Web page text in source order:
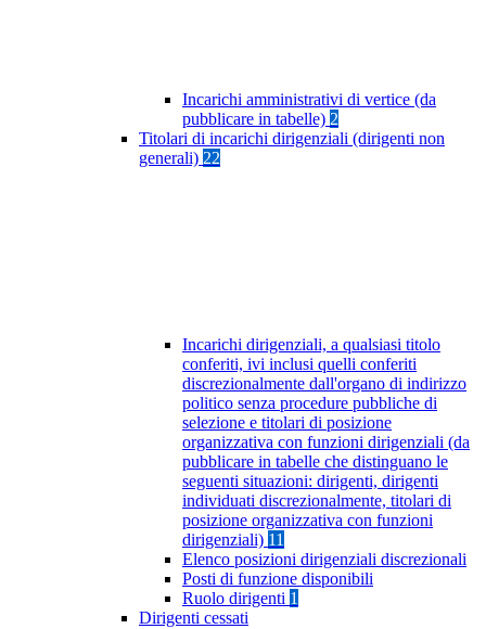
Incarichi amministrativi di vertice (da
pubblicare in tabelle) 2
Titolari di incarichi dirigenziali (dirigenti non
generali) 22
Incarichi dirigenziali, a qualsiasi titolo
conferiti, ivi inclusi quelli conferiti
discrezionalmente dall'organo di indirizzo
politico senza procedure pubbliche di
selezione e titolari di posizione
organizzativa con funzioni dirigenziali (da
pubblicare in tabelle che distinguano le
seguenti situazioni: dirigenti, dirigenti
individuati discrezionalmente, titolari di
posizione organizzativa con funzioni
dirigenziali) 11
Elenco posizioni dirigenziali discrezionali
Posti di funzione disponibili
Ruolo dirigenti 1
Dirigenti cessati